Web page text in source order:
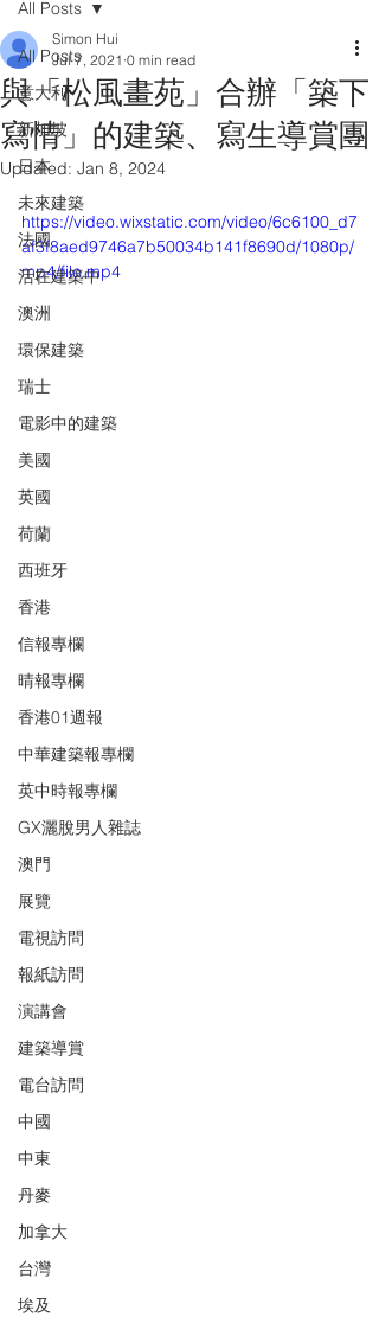
All Posts
意大利
新加坡
日本
未來建築
法國
活在建築中
澳洲
環保建築
瑞士
電影中的建築
美國
英國
荷蘭
西班牙
香港
信報專欄
晴報專欄
香港01週報
中華建築報專欄
英中時報專欄
GX灑脫男人雜誌
澳門
展覽
電視訪問
報紙訪問
演講會
建築導賞
電台訪問
中國
中東
丹麥
加拿大
台灣
埃及
All Posts
與「松風畫苑」合辦「築下
寫情」的建築、寫生導賞團
Simon Hui
Jul 7, 2021 0 min read
Updated: Jan 8, 2024
https://video.wixstatic.com/video/6c6100_d7
af3f8aed9746a7b50034b141f8690d/1080p/
mp4/file.mp4